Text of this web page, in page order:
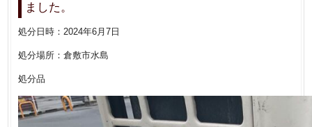
ました。
処分日時：2024年6月7日
処分場所：倉敷市水島
処分品